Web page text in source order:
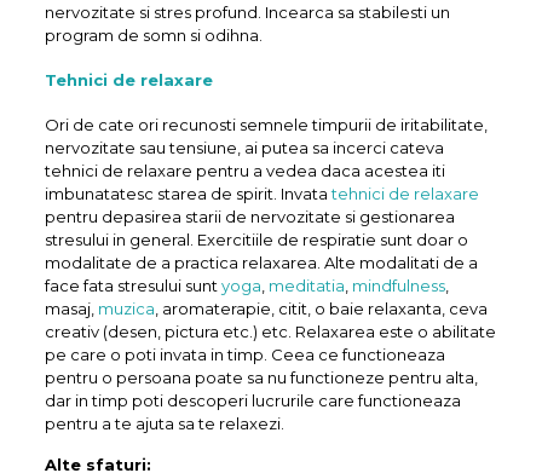
nervozitate si stres profund. Incearca sa stabilesti un
program de somn si odihna.
Tehnici de relaxare
Ori de cate ori recunosti semnele timpurii de iritabilitate,
nervozitate sau tensiune, ai putea sa incerci cateva
tehnici de relaxare pentru a vedea daca acestea iti
imbunatatesc starea de spirit. Invatatehnici de relaxare
pentru depasirea starii de nervozitate si gestionarea
stresului in general. Exercitiile de respiratie sunt doar o
modalitate de a practica relaxarea. Alte modalitati de a
face fata stresului sunt yoga meditatia mindfulness,
masaj, muzica , aromaterapie, citit, o baie relaxanta, ceva
creativ (desen, pictura etc.) etc. Relaxarea este o abilitate
pe care o poti invata in timp. Ceea ce functioneaza
pentru o persoana poate sa nu functioneze pentru alta,
dar in timp poti descoperi lucrurile care functioneaza
pentru a te ajuta sa te relaxezi.
Alte sfaturi: